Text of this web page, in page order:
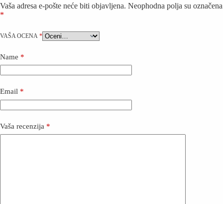
Vaša adresa e-pošte neće biti objavljena. Neophodna polja su označena
*
VAŠA OCENA *
Name *
Email *
Vaša recenzija *